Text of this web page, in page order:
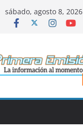
sábado, agosto 8, 2026